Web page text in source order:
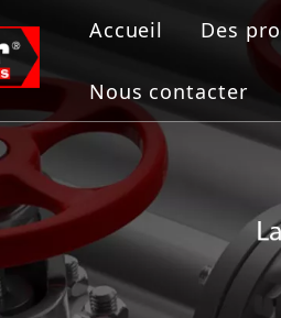
Accueil Des
Vérin
Nous contacter